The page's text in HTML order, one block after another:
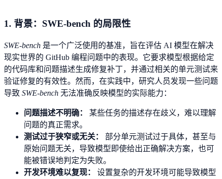
1. 背景：SWE-bench 的局限性
SWE-bench 是一个广泛使用的基准，旨在评估 AI 模型在解决
现实世界的 GitHub 编程问题中的表现。它要求模型根据给定
的代码库和问题描述生成修复补丁，并通过相关的单元测试来
验证修复的有效性。然而，在实践中，研究人员发现一些问题
导致 SWE-bench 无法准确反映模型的实际能力：
问题描述不明确：
某些任务的描述存在歧义，难以理解
问题的真正需求。
测试过于狭窄或无关：
部分单元测试过于具体，甚至与
原始问题无关，导致模型即使给出正确解决方案，也可
能被错误地判定为失败。
开发环境难以复现：
设置复杂的开发环境可能导致模型